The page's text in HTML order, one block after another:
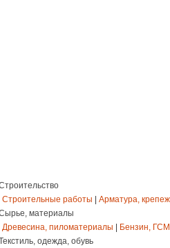
Строительные работы
Арматура,
материалы
Древесина, пиломатериалы
Бензин,
одежда, обувь